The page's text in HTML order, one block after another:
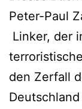
Peter-Paul
Linker, der
den Zerfall